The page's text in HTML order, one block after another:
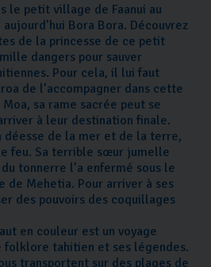
le petit village de Faanui au
Bora Bora. Découvrez
de la princesse de ce petit
dangers pour sauver
Pour cela, il lui faut
de l’accompagner dans cette
sa rame sacrée peut se
à leur destination finale.
de la mer et de la terre,
feu. Sa terrible sœur jumelle
tonnerre l’a enfermé sous le
de Mehetia. Pour arriver à ses
des pouvoirs des coquillages
en couleur est un voyage
tahitien et ses légendes.
transportent sur des plages de